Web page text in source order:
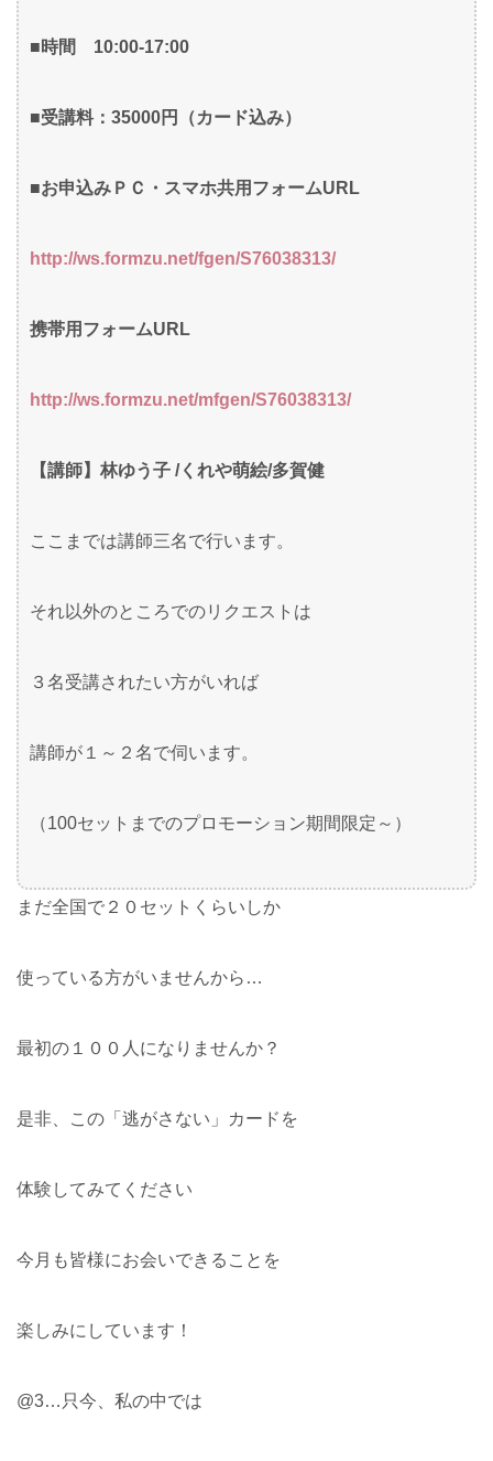
■時間 10:00-17:00
■受講料：35000円（カード込み）
■お申込みＰＣ・スマホ共用フォームURL
http://ws.formzu.net/fgen/S76038313/
携帯用フォームURL
http://ws.formzu.net/mfgen/S76038313/
【講師】林ゆう子 /くれや萌絵/多賀健
ここまでは講師三名で行います。
それ以外のところでのリクエストは
３名受講されたい方がいれば
講師が１～２名で伺います。
（100セットまでのプロモーション期間限定～）
まだ全国で２０セットくらいしか
使っている方がいませんから…
最初の１００人になりませんか？
是非、この「逃がさない」カードを
体験してみてください
今月も皆様にお会いできることを
楽しみにしています！
@3…只今、私の中では